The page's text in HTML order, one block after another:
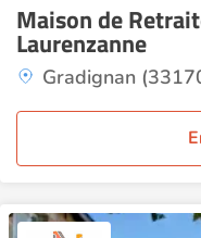
Maison de
Laurenzanne
Gradignan